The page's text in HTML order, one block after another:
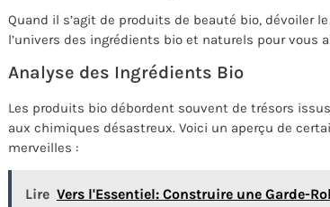
Quand il s’agit de produits de beauté bio, dévoiler
l’univers des ingrédients bio et naturels pour vous
Analyse des Ingrédients Bio
Les produits bio débordent souvent de trésors
aux chimiques désastreux. Voici un aperçu de
merveilles :
Lire Vers l'Essentiel: Construire une Garde-